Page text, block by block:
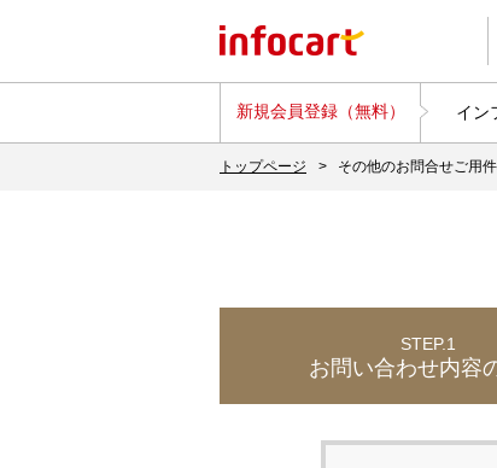
新規会員登録（無料） イン
トップページ > その他のお問合せご用
STEP.1
お問い合わせ内容